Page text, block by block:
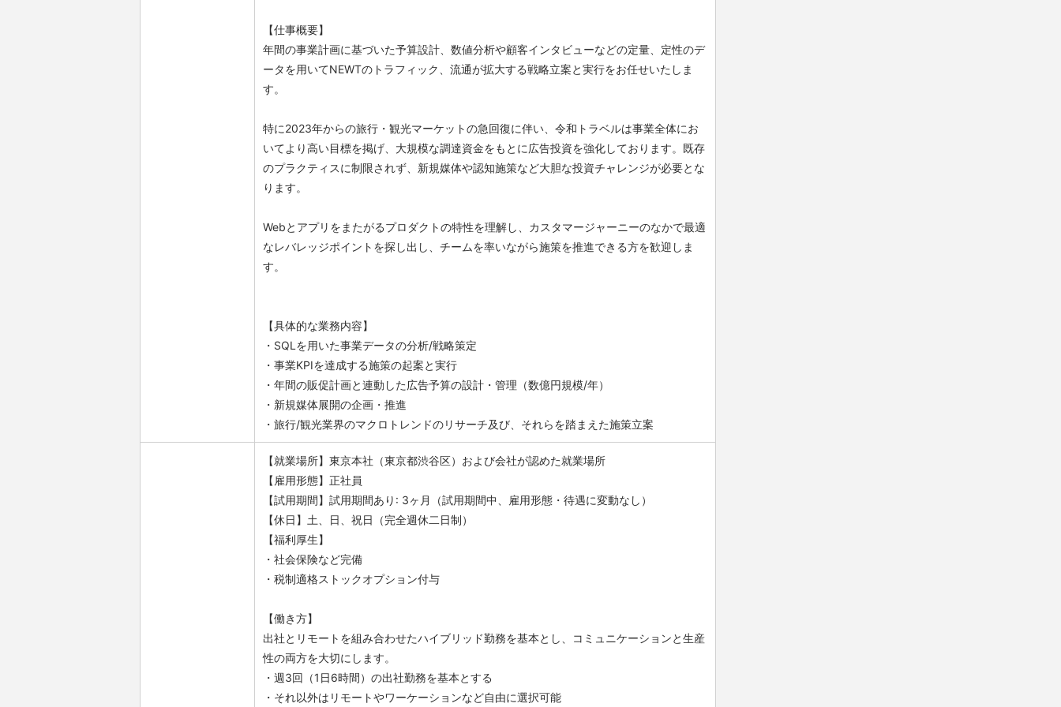
【仕事概要】
年間の事業計画に基づいた予算設計、数値分析や顧客インタビューなどの定量、定性のデ
ータを用いてNEWTのトラフィック、流通が拡大する戦略立案と実行をお任せいたしま
す。
特に2023年からの旅行・観光マーケットの急回復に伴い、令和トラベルは事業全体にお
いてより高い目標を掲げ、大規模な調達資金をもとに広告投資を強化しております。既存
のプラクティスに制限されず、新規媒体や認知施策など大胆な投資チャレンジが必要とな
ります。
Webとアプリをまたがるプロダクトの特性を理解し、カスタマージャーニーのなかで最適
なレバレッジポイントを探し出し、チームを率いながら施策を推進できる方を歓迎しま
す。
【具体的な業務内容】
・SQLを用いた事業データの分析/戦略策定
・事業KPIを達成する施策の起案と実行
・年間の販促計画と連動した広告予算の設計・管理（数億円規模/年）
・新規媒体展開の企画・推進
・旅行/観光業界のマクロトレンドのリサーチ及び、それらを踏まえた施策立案
【就業場所】東京本社（東京都渋谷区）および会社が認めた就業場所
【雇用形態】正社員
【試用期間】試用期間あり: 3ヶ月（試用期間中、雇用形態・待遇に変動なし）
【休日】土、日、祝日（完全週休二日制）
【福利厚生】
・社会保険など完備
・税制適格ストックオプション付与
【働き方】
出社とリモートを組み合わせたハイブリッド勤務を基本とし、コミュニケーションと生産
性の両方を大切にします。
・週3回（1日6時間）の出社勤務を基本とする
・それ以外はリモートやワーケーションなど自由に選択可能